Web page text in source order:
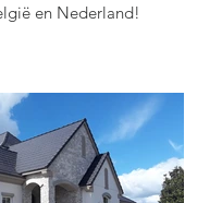
en Nederland!